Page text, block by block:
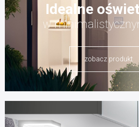
Idealne
w
zobacz produkt